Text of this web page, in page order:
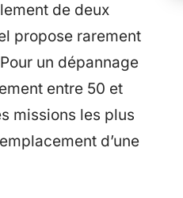
de deux
propose rarement
un dépannage
entre 50 et
missions les plus
d’une